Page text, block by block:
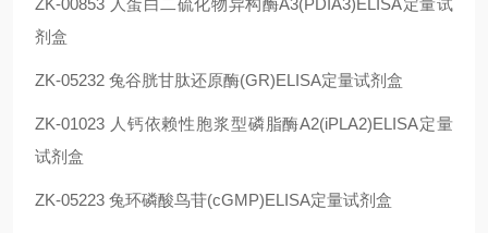
ZK-00853 人蛋白二硫化物异构酶A3(PDIA3)ELISA定量试
剂盒
ZK-05232 兔谷胱甘肽还原酶(GR)ELISA定量试剂盒
ZK-01023 人钙依赖性胞浆型磷脂酶A2(iPLA2)ELISA定量
试剂盒
ZK-05223 兔环磷酸鸟苷(cGMP)ELISA定量试剂盒